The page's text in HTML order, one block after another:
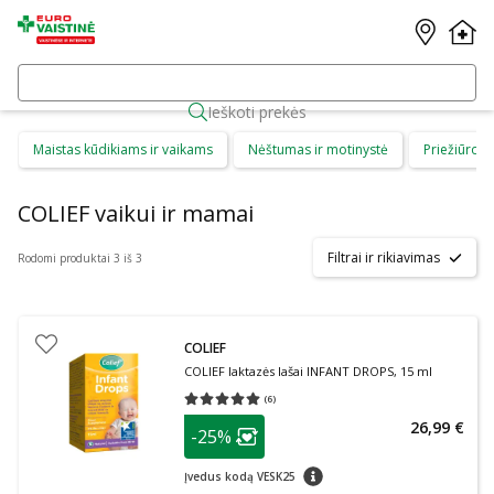
Ieškoti prekės
Maistas kūdikiams ir vaikams Nėštumas ir motinystė Priežiūros
COLIEF vaikui ir mamai
Rodomi produktai 3 iš 3 Filtrai ir rikiavimas
COLIEF
COLIEF laktazės lašai INFANT DROPS, 15 ml
(6)
Vidutinis įvertinimas 5.00
patarimas
Lojalumo klubo narių nuolaida
-25%
Įvedus kodą VESK25 patarimas
26,99 €